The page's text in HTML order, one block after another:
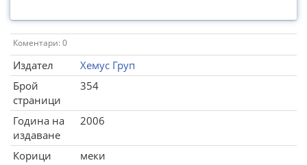
Коментари: 0
Издател
Хемус Груп
Брой
страници
354
Година на
издаване
2006
Корици
меки